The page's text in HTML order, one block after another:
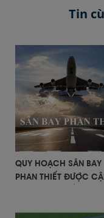
Tin
QUY HOẠCH SÂN BAY
PHAN THIẾT ĐƯỢC